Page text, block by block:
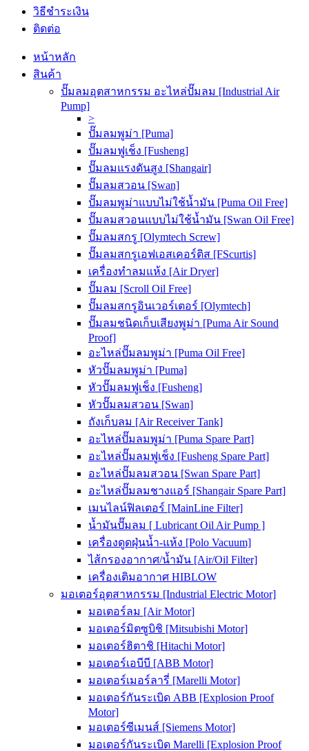
วิธีชำระเงิน
ติดต่อ
หน้าหลัก
สินค้า
ปั๊มลมอุตสาหกรรม อะไหล่ปั๊มลม [Industrial Air
Pump]
>
ปั๊มลมพูม่า [Puma]
ปั๊มลมฟูเช็ง [Fusheng]
ปั๊มลมแรงดันสูง [Shangair]
ปั๊มลมสวอน [Swan]
ปั๊มลมพูม่าแบบไม่ใช้น้ำมัน [Puma Oil Free]
ปั๊มลมสวอนแบบไม่ใช้น้ำมัน [Swan Oil Free]
ปั๊มลมสกรู [Olymtech Screw]
ปั๊มลมสกรูเอฟเอสเคอร์ติส [FScurtis]
เครื่องทำลมแห้ง [Air Dryer]
ปั๊มลม [Scroll Oil Free]
ปั๊มลมสกรูอินเวอร์เตอร์ [Olymtech]
ปั๊มลมชนิดเก็บเสียงพูม่า [Puma Air Sound
Proof]
อะไหล่ปั๊มลมพูม่า [Puma Oil Free]
หัวปั๊มลมพูม่า [Puma]
หัวปั๊มลมฟูเช็ง [Fusheng]
หัวปั๊มลมสวอน [Swan]
ถังเก็บลม [Air Receiver Tank]
อะไหล่ปั๊มลมพูม่า [Puma Spare Part]
อะไหล่ปั๊มลมฟูเช็ง [Fusheng Spare Part]
อะไหล่ปั๊มลมสวอน [Swan Spare Part]
อะไหล่ปั๊มลมชางแอร์ [Shangair Spare Part]
เมนไลน์ฟิลเตอร์ [MainLine Filter]
น้ำมันปั๊มลม [ Lubricant Oil Air Pump ]
เครื่องดูดฝุ่นน้ำ-แห้ง [Polo Vacuum]
ไส้กรองอากาศ/น้ำมัน [Air/Oil Filter]
เครื่องเติมอากาศ HIBLOW
มอเตอร์อุตสาหกรรม [Industrial Electric Motor]
มอเตอร์ลม [Air Motor]
มอเตอร์มิตซูบิชิ [Mitsubishi Motor]
มอเตอร์ฮิตาชิ [Hitachi Motor]
มอเตอร์เอบีบี [ABB Motor]
มอเตอร์เมอร์ลารี่ [Marelli Motor]
มอเตอร์กันระเบิด ABB [Explosion Proof
Motor]
มอเตอร์ซีเมนส์ [Siemens Motor]
มอเตอร์กันระเบิด Marelli [Explosion Proof